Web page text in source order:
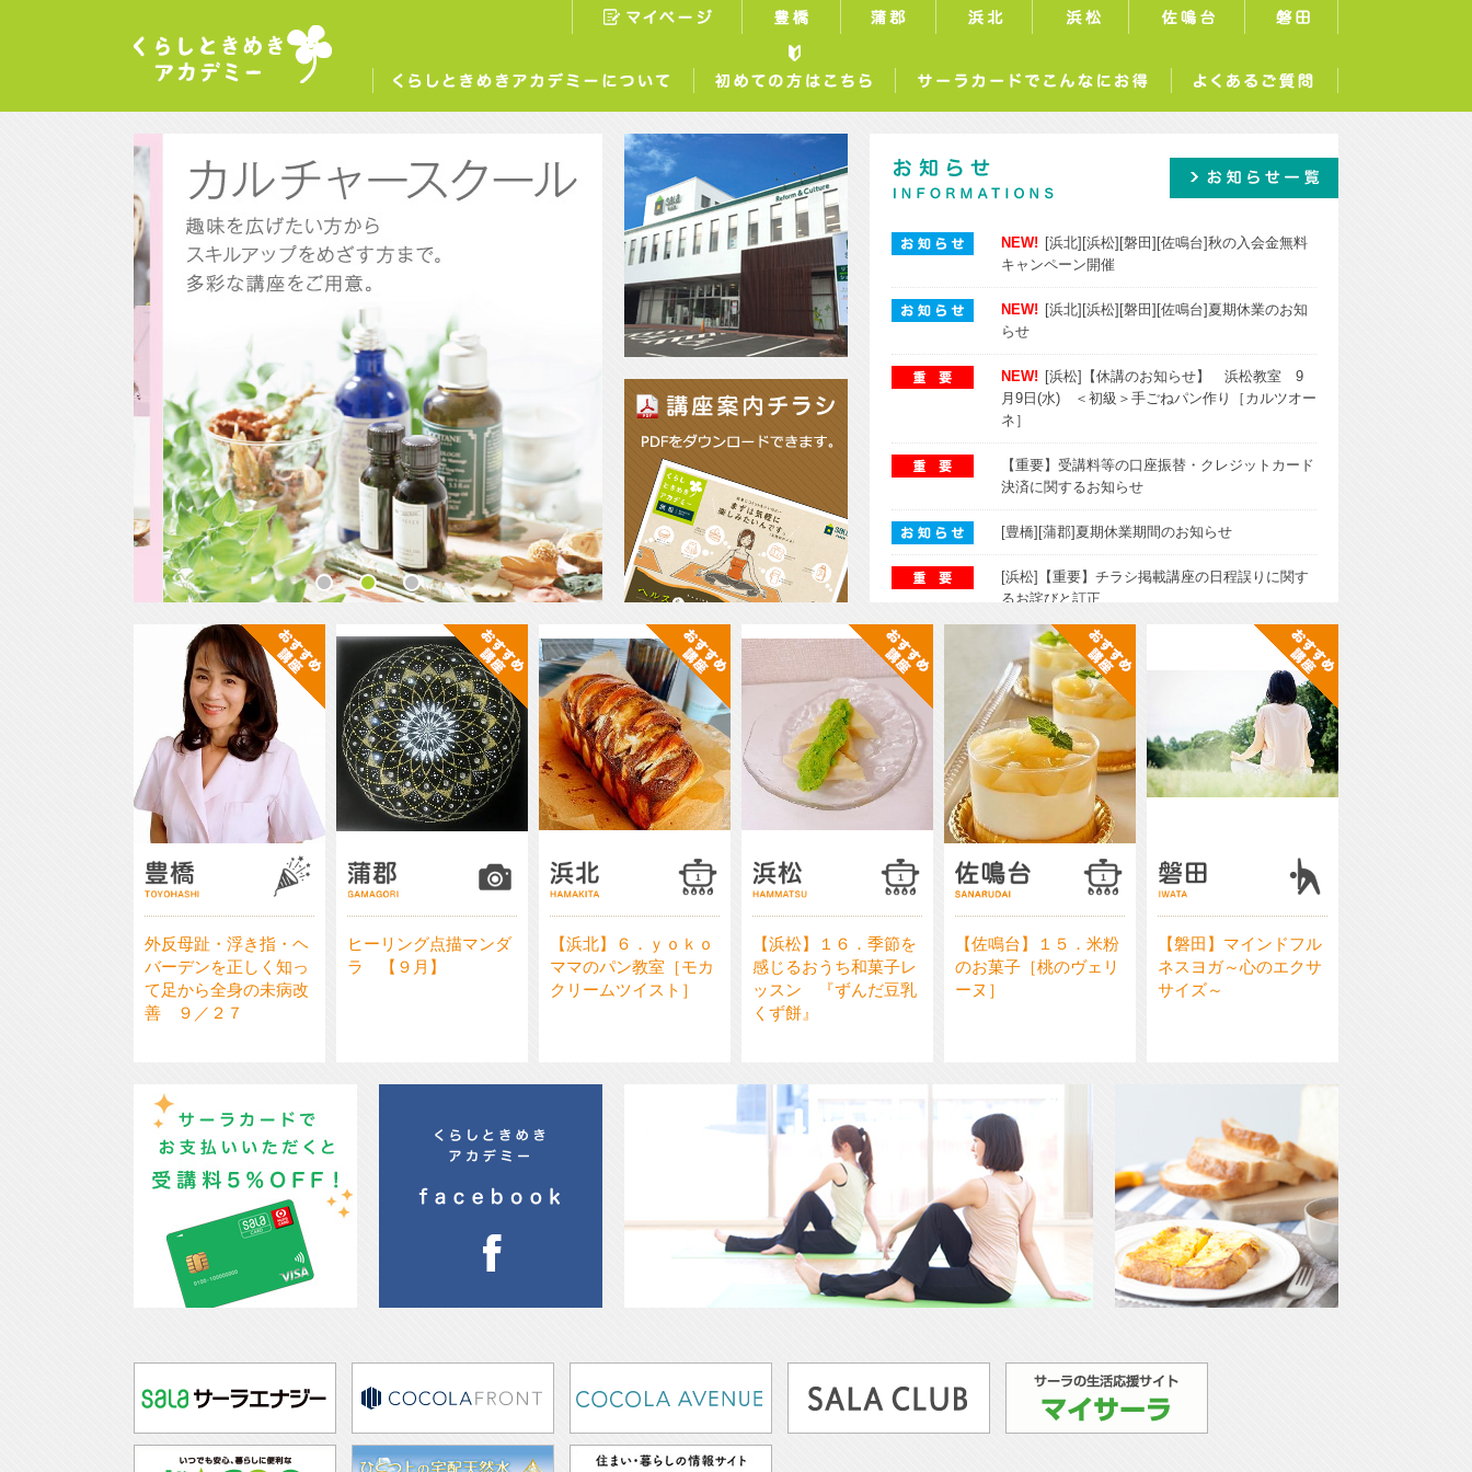
ードできます。
NEW! [浜北][浜松][磐田][佐鳴台]秋の入会金無料
キャンペーン開催
NEW! [浜北][浜松][磐田][佐鳴台]夏期休業のお知
らせ
NEW! [浜松]【休講のお知らせ】 浜松教室 9
月9日(水) ＜初級＞手ごねパン作り［カルツオー
ネ］
【重要】受講料等の口座振替・クレジットカード
決済に関するお知らせ
[豊橋][蒲郡]夏期休業期間のお知らせ
[浜松]【重要】チラシ掲載講座の日程誤りに関す
るお詫びと訂正
おすすめ講
座
外反母趾・浮き指・ヘ
バーデンを正しく知っ
て足から全身の未病改
善 ９／２７
おすすめ講
座
ヒーリング点描マンダ
ラ 【９月】
おすすめ講
座
【浜北】６．ｙｏｋｏ
ママのパン教室［モカ
クリームツイスト］
おすすめ講
座
【浜松】１６．季節を
感じるおうち和菓子レ
ッスン 『ずんだ豆乳
くず餅』
おすすめ講
座
【佐鳴台】１５．米粉
のお菓子［桃のヴェリ
ーヌ］
おすすめ講
座
【磐田】マインドフル
ネスヨガ～心のエクサ
サイズ～